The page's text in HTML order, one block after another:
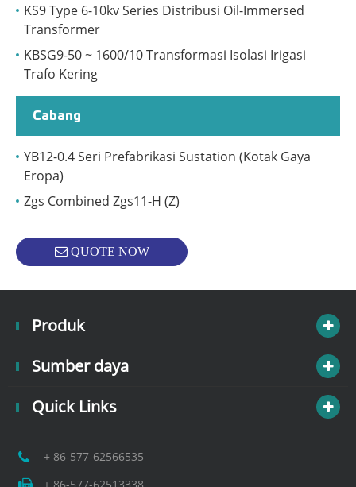
KS9 Type 6-10kv Series Distribusi Oil-Immersed
Transformer
KBSG9-50 ~ 1600/10 Transformasi Isolasi Irigasi
Trafo Kering
Cabang
YB12-0.4 Seri Prefabrikasi Sustation (Kotak Gaya
Eropa)
Zgs Combined Zgs11-H (Z)
QUOTE NOW
Produk
Sumber daya
Quick Links
+ 86-577-62566535